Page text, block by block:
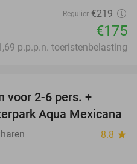
Regulier €219
€175
p.p.p.n. toeristenbelasting
voor 2-6 pers. +
Aqua Mexicana
8.8 star